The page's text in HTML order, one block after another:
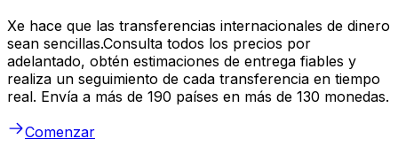
Xe hace que las transferencias internacionales de dinero
sean sencillas.Consulta todos los precios por
adelantado, obtén estimaciones de entrega fiables y
realiza un seguimiento de cada transferencia en tiempo
real. Envía a más de 190 países en más de 130 monedas.
Comenzar